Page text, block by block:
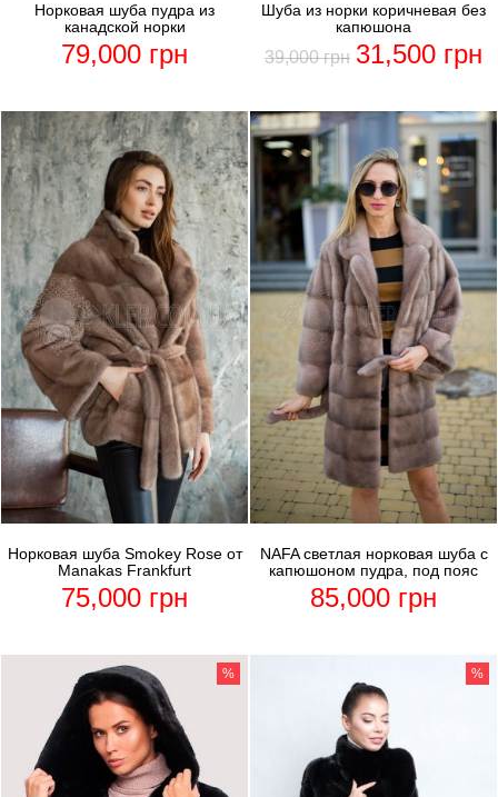
Шуба из норки коричневая без
капюшона
39,000грн 31,500 грн
Норковая шуба пудра из
канадской норки
79,000 грн
NAFA светлая норковая шуба с
капюшоном пудра, под пояс
85,000 грн
Норковая шуба Smokey Rose от
Manakas Frankfurt
75,000 грн
%
%